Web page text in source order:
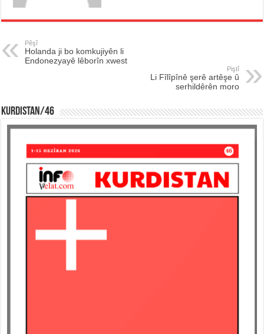
Pêşî
Holanda ji bo komkujiyên li
Endonezyayê lêborîn xwest
Piştî
Li Fîlîpînê şerê artêşe û
serhildêrên moro
KURDISTAN/46